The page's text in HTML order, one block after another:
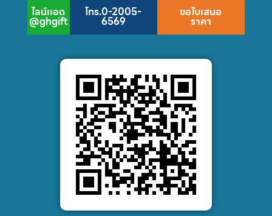
ไลน์เเอด
@ghgift
โทร.0-2005-
6569
ขอใบเสนอ
ราคา